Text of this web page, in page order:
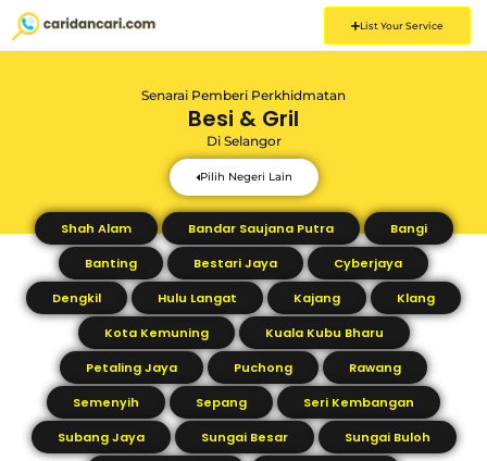
List Your Service
Senarai Pemberi Perkhidmatan
Besi & Gril
Di Selangor
Pilih Negeri Lain
Shah Alam Bandar Saujana Putra
Bangi
Banting
Bestari Jaya
Cyberjaya
Dengkil
Hulu Langat Kajang
Klang
Kota Kemuning
Kuala Kubu Bharu
Petaling Jaya
Puchong
Rawang
Semenyih
Sepang
Seri Kembangan
Subang Jaya
Sungai Besar
Sungai Buloh